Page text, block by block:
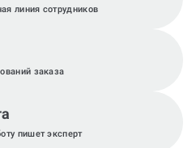
линия сотрудников
заказа
пишет эксперт